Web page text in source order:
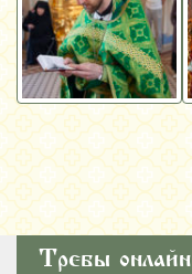
Требы онлайн